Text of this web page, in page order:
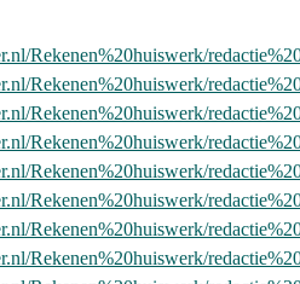
Rekenen%20huiswerk/
Rekenen%20huiswerk/
Rekenen%20huiswerk/
Rekenen%20huiswerk/
Rekenen%20huiswerk/
Rekenen%20huiswerk/
Rekenen%20huiswerk/
Rekenen%20huiswerk/